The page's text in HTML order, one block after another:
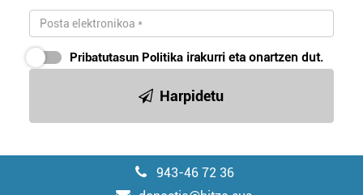
Pribatutasun Politika irakurri eta onartzen dut.
Harpidetu
943-46 72 36